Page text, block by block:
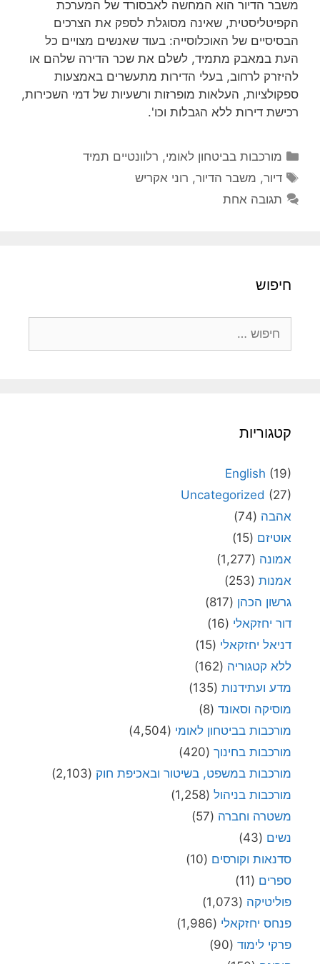
משבר הדיור הוא המחשה לאבסורד של המערכת
הקפיטליסטית, שאינה מסוגלת לספק את הצרכים
הבסיסיים של האוכלוסייה: בעוד שאנשים מצויים כל
העת במאבק מתמיד, לשלם את שכר הדירה שלהם או
להיזרק לרחוב, בעלי הדירות מתעשרים באמצעות
ספקולציות, העלאות מופרזות ורשעיות של דמי השכירות,
רכישת דירות ללא הגבלות וכו'.
קטגוריות
מורכבות בביטחון לאומי, רלוונטיים תמיד
תגיות
דיור, משבר הדיור, רוני אקריש
תגובה אחת
חיפוש
קטגוריות
English (19)
Uncategorized (27)
אהבה (74)
אוטיזם (15)
אמונה (1,277)
אמנות (253)
גרשון הכהן (817)
דור יחזקאלי (16)
דניאל יחזקאלי (15)
ללא קטגוריה (162)
מדע ועתידנות (135)
מוסיקה וסאונד (8)
מורכבות בביטחון לאומי (4,504)
מורכבות בחינוך (420)
מורכבות במשפט, בשיטור ובאכיפת חוק (2,103)
מורכבות בניהול (1,258)
משטרה וחברה (57)
נשים (43)
סדנאות וקורסים (10)
ספרים (11)
פוליטיקה (1,073)
פנחס יחזקאלי (1,986)
פרקי לימוד (90)